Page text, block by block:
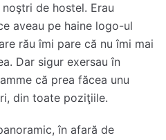
de hostel. Erau
aveau pe haine logo-ul
rău îmi pare că nu îmi mai
Dar sigur exersau în
că prea făcea unu
din toate poziţiile.
în afară de